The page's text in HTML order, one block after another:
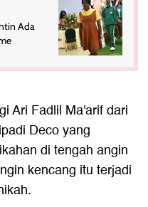
Ada
Ari Fadlil Ma'arif dari
Deco yang
di tengah angin
kencang itu terjadi